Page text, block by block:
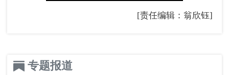
[责任编辑：翁欣钰]
专题报道